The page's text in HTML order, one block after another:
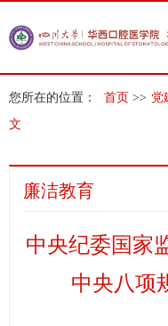
您所在的位置： 首页 >> 党
文
廉洁教育
中央纪委国家
中央八项